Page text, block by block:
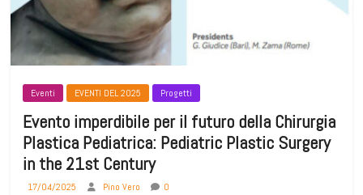
Eventi EVENTI DEL 2025 Progetti
Evento imperdibile per il futuro della Chirurgia
Plastica Pediatrica: Pediatric Plastic Surgery
in the 21st Century
17/04/2025 Pino Vero 0